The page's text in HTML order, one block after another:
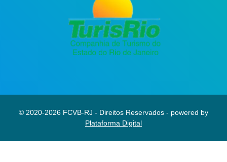
© 2020-2026 FCVB-RJ - Direitos Reservados - powered by
Plataforma Digital